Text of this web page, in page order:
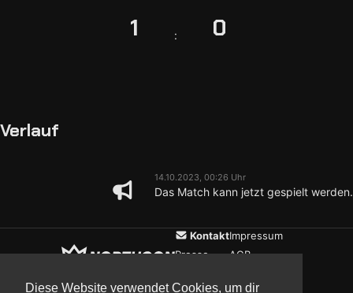
Diese Website verwendet Cookies, um dir
1 : 0
Verlauf
14.10.2023, 00:26 Uhr
Das Match kann jetzt gespielt werden.
Kontakt
Presse
Impressum
AGB